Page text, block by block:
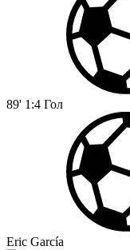
89' 1:4 Гол
Eric García